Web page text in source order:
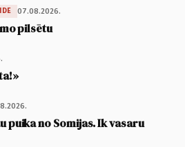
07.08.2026.
pilsētu
puika no Somijas. Ik vasaru